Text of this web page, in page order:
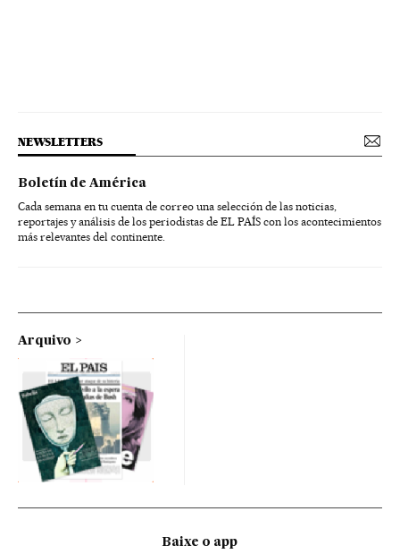
NEWSLETTERS
Boletín de América
Cada semana en tu cuenta de correo una selección de las noticias,
reportajes y análisis de los periodistas de EL PAÍS con los acontecimientos
más relevantes del continente.
Arquivo
Baixe o app